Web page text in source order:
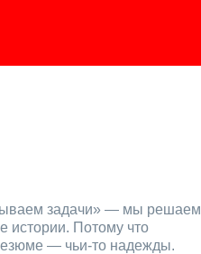
задачи» — мы решаем
истории. Потому что
— чьи‑то надежды.